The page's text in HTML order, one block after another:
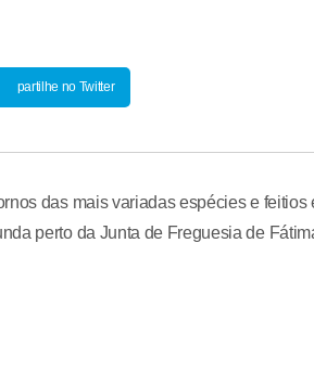
partilhe no Twitter
das mais variadas espécies e feitios
perto da Junta de Freguesia de